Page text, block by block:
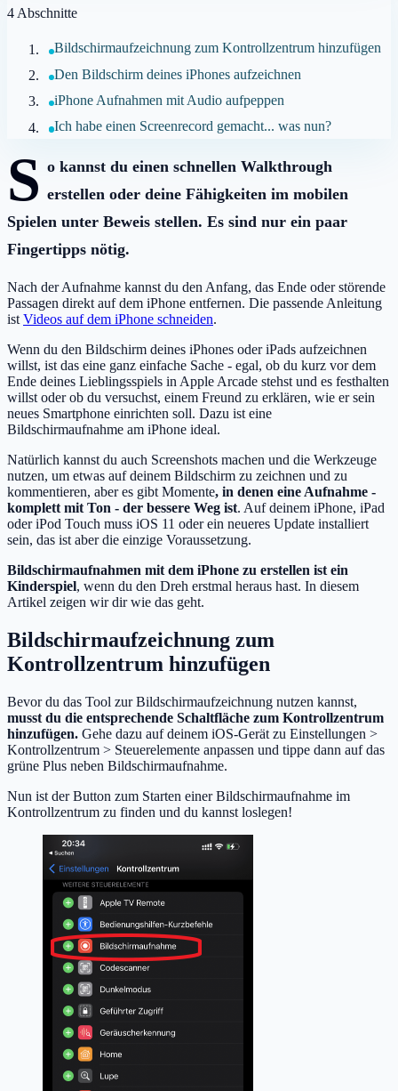
4 Abschnitte
Bildschirmaufzeichnung zum Kontrollzentrum hinzufügen
Den Bildschirm deines iPhones aufzeichnen
iPhone Aufnahmen mit Audio aufpeppen
Ich habe einen Screenrecord gemacht... was nun?
S o kannst du einen schnellen Walkthrough
erstellen oder deine Fähigkeiten im mobilen
Spielen unter Beweis stellen. Es sind nur ein paar
Fingertipps nötig.
Nach der Aufnahme kannst du den Anfang, das Ende oder störende
Passagen direkt auf dem iPhone entfernen. Die passende Anleitung
ist Videos auf dem iPhone schneiden.
Wenn du den Bildschirm deines iPhones oder iPads aufzeichnen
willst, ist das eine ganz einfache Sache - egal, ob du kurz vor dem
Ende deines Lieblingsspiels in Apple Arcade stehst und es festhalten
willst oder ob du versuchst, einem Freund zu erklären, wie er sein
neues Smartphone einrichten soll. Dazu ist eine
Bildschirmaufnahme am iPhone ideal.
Natürlich kannst du auch Screenshots machen und die Werkzeuge
nutzen, um etwas auf deinem Bildschirm zu zeichnen und zu
kommentieren, aber es gibt Momente, in denen eine Aufnahme -
komplett mit Ton - der bessere Weg ist. Auf deinem iPhone, iPad
oder iPod Touch muss iOS 11 oder ein neueres Update installiert
sein, das ist aber die einzige Voraussetzung.
Bildschirmaufnahmen mit dem iPhone zu erstellen ist ein
Kinderspiel, wenn du den Dreh erstmal heraus hast. In diesem
Artikel zeigen wir dir wie das geht.
Bildschirmaufzeichnung zum
Kontrollzentrum hinzufügen
Bevor du das Tool zur Bildschirmaufzeichnung nutzen kannst,
musst du die entsprechende Schaltfläche zum Kontrollzentrum
hinzufügen. Gehe dazu auf deinem iOS-Gerät zu Einstellungen >
Kontrollzentrum > Steuerelemente anpassen und tippe dann auf das
grüne Plus neben Bildschirmaufnahme.
Nun ist der Button zum Starten einer Bildschirmaufnahme im
Kontrollzentrum zu finden und du kannst loslegen!